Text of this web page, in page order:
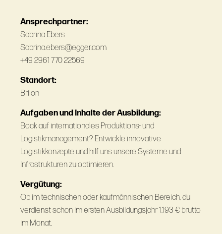
Ansprechpartner:
Sabrina Ebers
Sabrina.ebers@egger.com
+49 2961 770 22569
Standort:
Brilon
Aufgaben und Inhalte der Ausbildung:
Bock auf internationales Produktions- und
Logistikmanagement? Entwickle innovative
Logistikkonzepte und hilf uns unsere Systeme und
Infrastrukturen zu optimieren.
Vergütung:
Ob im technischen oder kaufmännischen Bereich, du
verdienst schon im ersten Ausbildungsjahr 1.193 € brutto
im Monat.